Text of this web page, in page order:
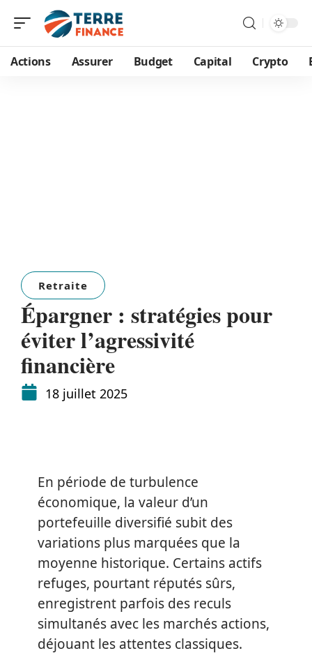
Actions Assurer Budget Capital Crypto
Retraite
Épargner : stratégies pour
éviter l’agressivité
financière
18 juillet 2025
En période de turbulence
économique, la valeur d’un
portefeuille diversifié subit des
variations plus marquées que la
moyenne historique. Certains actifs
refuges, pourtant réputés sûrs,
enregistrent parfois des reculs
simultanés avec les marchés actions,
déjouant les attentes classiques.